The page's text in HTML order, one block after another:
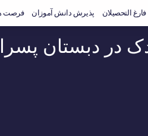
فارغ التحصیلان پذیرش دانش آموزان فرصت
در دبستان